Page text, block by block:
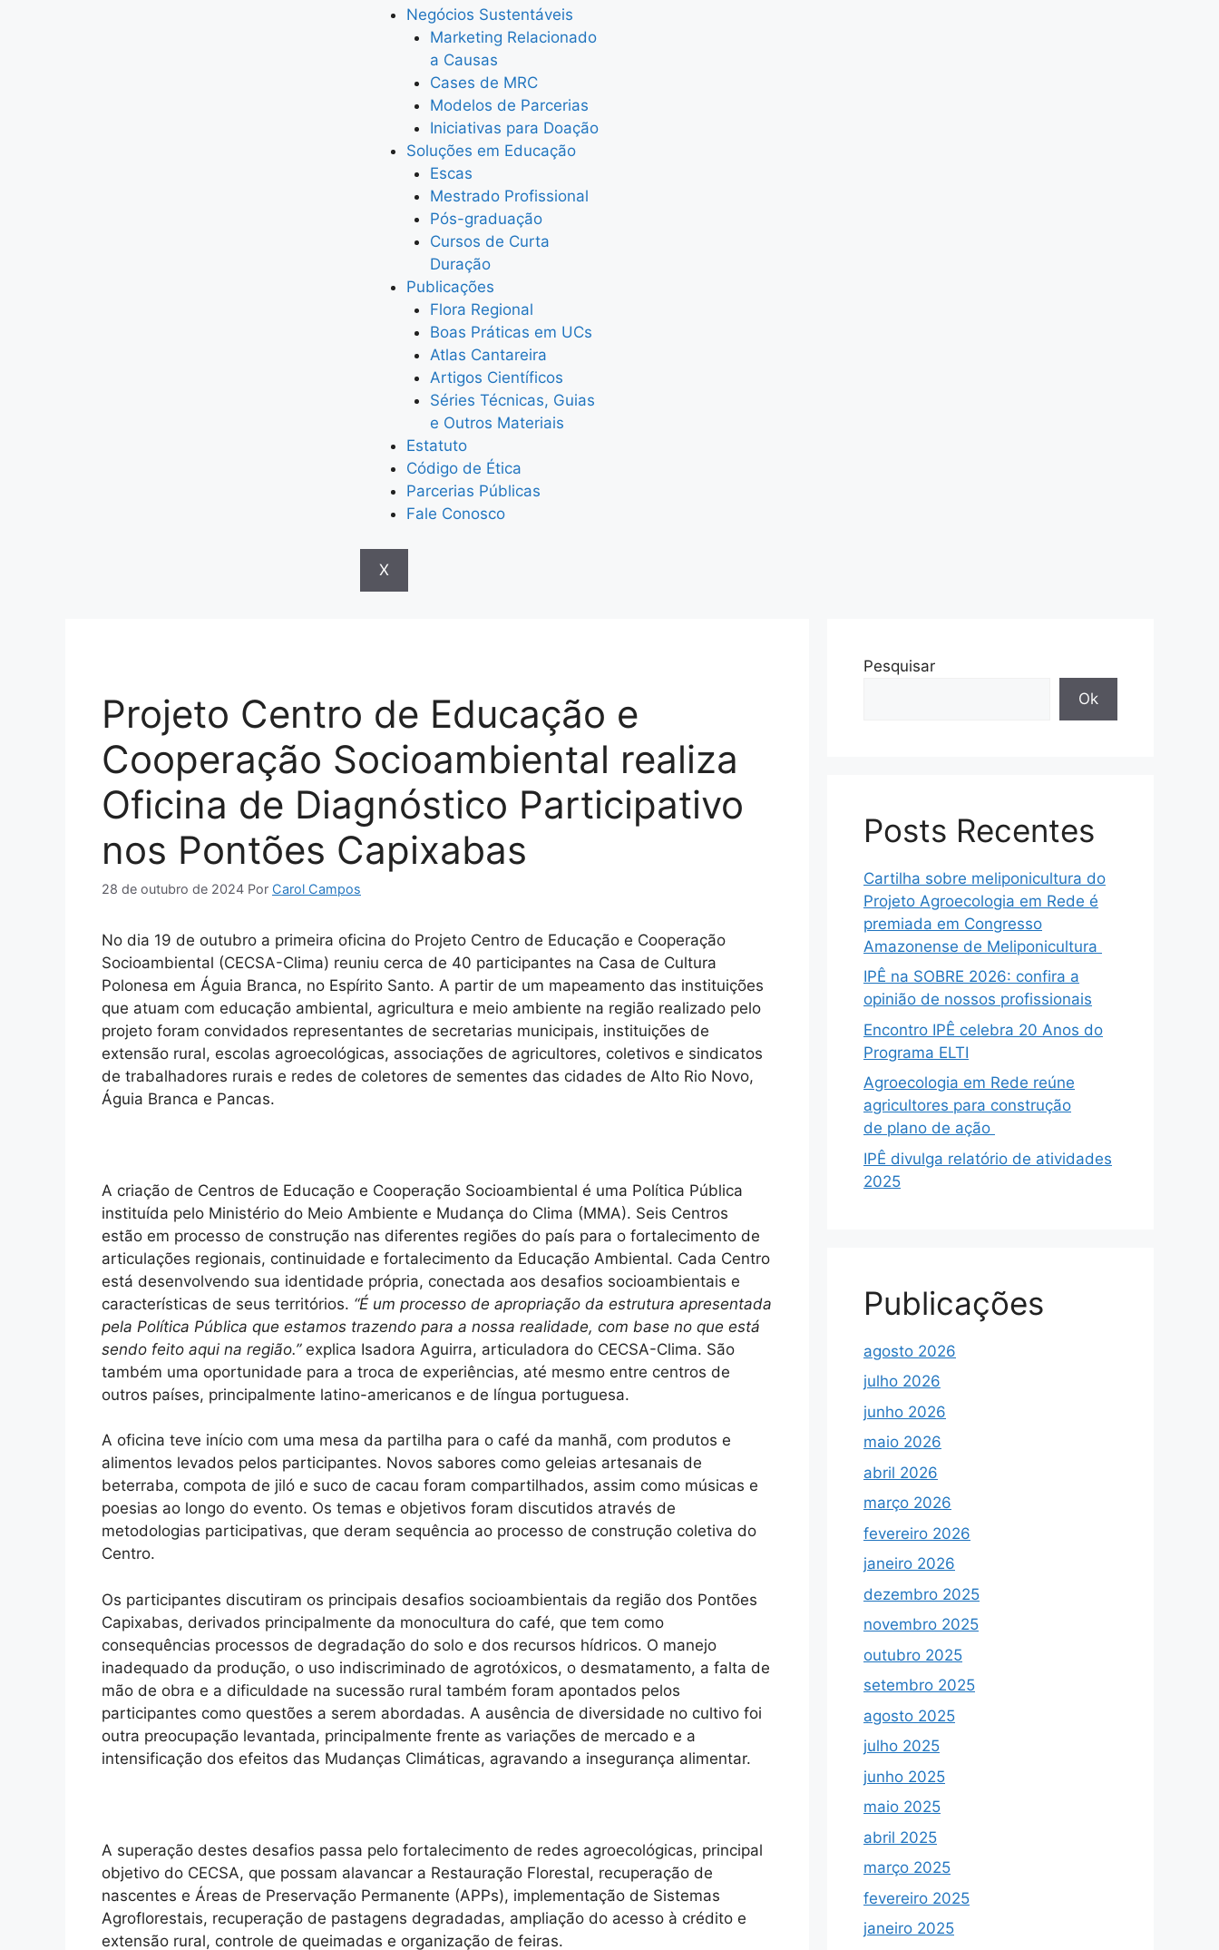
Negócios Sustentáveis
Marketing Relacionado
a Causas
Cases de MRC
Modelos de Parcerias
Iniciativas para Doação
Soluções em Educação
Escas
Mestrado Profissional
Pós-graduação
Cursos de Curta
Duração
Publicações
Flora Regional
Boas Práticas em UCs
Atlas Cantareira
Artigos Científicos
Séries Técnicas, Guias
e Outros Materiais
Estatuto
Código de Ética
Parcerias Públicas
Fale Conosco
X
Projeto Centro de Educação e
Cooperação Socioambiental realiza
Oficina de Diagnóstico Participativo
nos Pontões Capixabas
28 de outubro de 2024 Por Carol Campos
No dia 19 de outubro a primeira oficina do Projeto Centro de Educação e Cooperação
Socioambiental (CECSA-Clima) reuniu cerca de 40 participantes na Casa de Cultura
Polonesa em Águia Branca, no Espírito Santo. A partir de um mapeamento das instituições
que atuam com educação ambiental, agricultura e meio ambiente na região realizado pelo
projeto foram convidados representantes de secretarias municipais, instituições de
extensão rural, escolas agroecológicas, associações de agricultores, coletivos e sindicatos
de trabalhadores rurais e redes de coletores de sementes das cidades de Alto Rio Novo,
Águia Branca e Pancas.
A criação de Centros de Educação e Cooperação Socioambiental é uma Política Pública
instituída pelo Ministério do Meio Ambiente e Mudança do Clima (MMA). Seis Centros
estão em processo de construção nas diferentes regiões do país para o fortalecimento de
articulações regionais, continuidade e fortalecimento da Educação Ambiental. Cada Centro
está desenvolvendo sua identidade própria, conectada aos desafios socioambientais e
características de seus territórios. “É um processo de apropriação da estrutura apresentada
pela Política Pública que estamos trazendo para a nossa realidade, com base no que está
sendo feito aqui na região.”explica Isadora Aguirra, articuladora do CECSA-Clima. São
também uma oportunidade para a troca de experiências, até mesmo entre centros de
outros países, principalmente latino-americanos e de língua portuguesa.
A oficina teve início com uma mesa da partilha para o café da manhã, com produtos e
alimentos levados pelos participantes. Novos sabores como geleias artesanais de
beterraba, compota de jiló e suco de cacau foram compartilhados, assim como músicas e
poesias ao longo do evento. Os temas e objetivos foram discutidos através de
metodologias participativas, que deram sequência ao processo de construção coletiva do
Centro.
Os participantes discutiram os principais desafios socioambientais da região dos Pontões
Capixabas, derivados principalmente da monocultura do café, que tem como
consequências processos de degradação do solo e dos recursos hídricos. O manejo
inadequado da produção, o uso indiscriminado de agrotóxicos, o desmatamento, a falta de
mão de obra e a dificuldade na sucessão rural também foram apontados pelos
participantes como questões a serem abordadas. A ausência de diversidade no cultivo foi
outra preocupação levantada, principalmente frente as variações de mercado e a
intensificação dos efeitos das Mudanças Climáticas, agravando a insegurança alimentar.
A superação destes desafios passa pelo fortalecimento de redes agroecológicas, principal
objetivo do CECSA, que possam alavancar a Restauração Florestal, recuperação de
nascentes e Áreas de Preservação Permanente (APPs), implementação de Sistemas
Agroflorestais, recuperação de pastagens degradadas, ampliação do acesso à crédito e
extensão rural, controle de queimadas e organização de feiras.
Pesquisar
Ok
Posts Recentes
Cartilha sobre meliponicultura do
Projeto Agroecologia em Rede é
premiada em Congresso
Amazonense de Meliponicultura
IPÊ na SOBRE 2026: confira a
opinião de nossos profissionais
Encontro IPÊ celebra 20 Anos do
Programa ELTI
Agroecologia em Rede reúne
agricultores para construção
de plano de ação
IPÊ divulga relatório de atividades
2025
Publicações
agosto 2026
julho 2026
junho 2026
maio 2026
abril 2026
março 2026
fevereiro 2026
janeiro 2026
dezembro 2025
novembro 2025
outubro 2025
setembro 2025
agosto 2025
julho 2025
junho 2025
maio 2025
abril 2025
março 2025
fevereiro 2025
janeiro 2025